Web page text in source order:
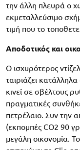
την άλλη πλευρά ο
εκμεταλλεύσιμο
τιμή που το
Αποδοτικός και
Ο ισχυρότερος
ταιριάζει
κινεί σε σβέλτους
πραγματικές
πετρέλαιο. Συν την
(εκπομπές CO2 90
μεγάλη οικονομία.